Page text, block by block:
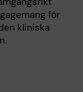
för
kliniska